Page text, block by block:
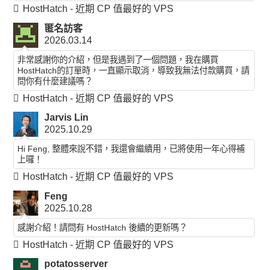
HostHatch - 近期 CP 值最好的 VPS
匿名訪客
2026.03.14
非常感謝你的介紹，但是我遇到了一個問題，我在購買
HostHatch的訂單時，一直顯示取消，導致我無法付款購買，請
問你有什麼建議嗎？
HostHatch - 近期 CP 值最好的 VPS
Jarvis Lin
2025.10.29
Hi Feng, 整體來說不錯，我還會繼續用，已將使用一年心得補
上囉！
HostHatch - 近期 CP 值最好的 VPS
Feng
2025.10.28
感謝介紹！請問有 HostHatch 後續的更新嗎？
HostHatch - 近期 CP 值最好的 VPS
potatosserver